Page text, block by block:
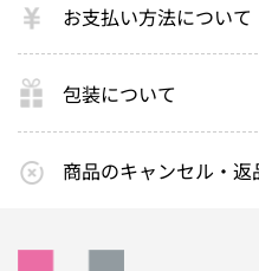
お支払い方法について
包装について
商品のキャンセル・返